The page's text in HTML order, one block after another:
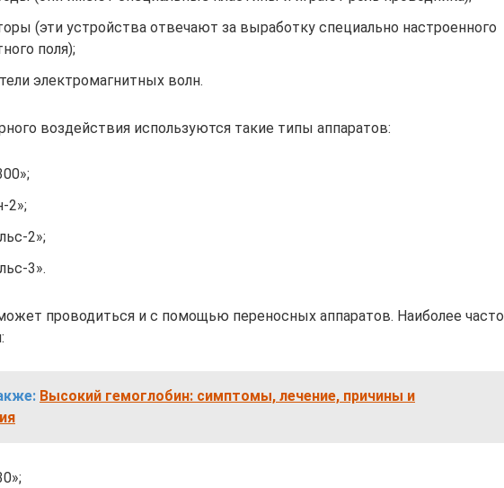
(эти устройства отвечают за выработку специально настроенного
поля);
электромагнитных волн.
воздействия используются такие типы аппаратов:
2»;
2»;
3».
проводиться и с помощью переносных аппаратов. Наиболее часто
Высокий гемоглобин: симптомы, лечение, причины и